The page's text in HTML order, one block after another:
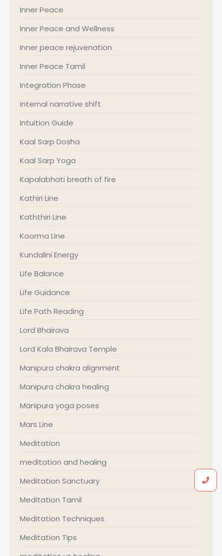
Inner Peace
Inner Peace and Wellness
Inner peace rejuvenation
Inner Peace Tamil
Integration Phase
internal narrative shift
Intuition Guide
Kaal Sarp Dosha
Kaal Sarp Yoga
Kapalabhati breath of fire
Kathiri Line
Kaththiri Line
Koorma Line
Kundalini Energy
Life Balance
Life Guidance
Life Path Reading
Lord Bhairava
Lord Kala Bhairava Temple
Manipura chakra alignment
Manipura chakra healing
Manipura yoga poses
Mars Line
Meditation
meditation and healing
Meditation Sanctuary
Meditation Tamil
Meditation Techniques
Meditation Tips